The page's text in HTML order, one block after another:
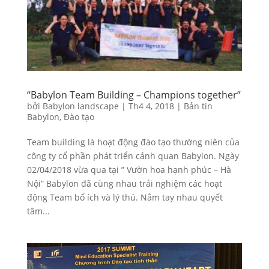
“Babylon Team Building – Champions together”
bởi Babylon landscape | Th4 4, 2018| Bản tin
Babylon, Đào tạo
Team building là hoạt động đào tạo thường niên của
công ty cổ phần phát triển cảnh quan Babylon. Ngày
02/04/2018 vừa qua tại ” Vườn hoa hạnh phúc – Hà
Nội” Babylon đã cùng nhau trải nghiệm các hoạt
động Team bổ ích và lý thú. Nắm tay nhau quyết
tâm...